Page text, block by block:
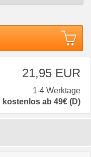
21,95 EUR
1-4 Werktage
kostenlos ab 49€ (D)